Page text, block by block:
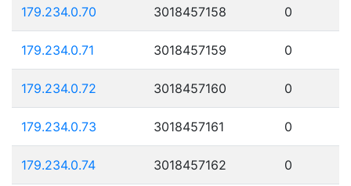
179.234.0.70 3018457158 0
179.234.0.71 3018457159 0
179.234.0.72 3018457160 0
179.234.0.73 3018457161 0
179.234.0.74 3018457162 0